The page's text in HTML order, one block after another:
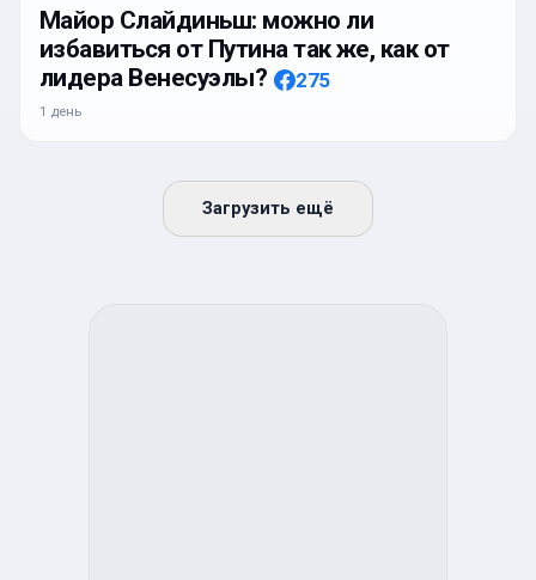
Майор Слайдиньш: можно ли
избавиться от Путина так же, как от
лидера Венесуэлы?
275
1 день
Загрузить ещё